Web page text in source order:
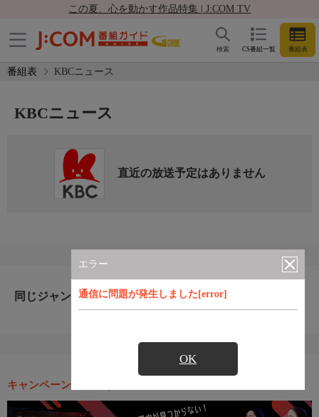
この夏、心を動かす作品特集 | J:COM TV
CS番組一覧 番組表
検索
番組表 KBCニュース
エラー
通信に問題が発生しました[error]
OK
KBCニュース
直近の放送予定はありません
同じジャンルのおすすめ番組
キャンペーン・お得な情報